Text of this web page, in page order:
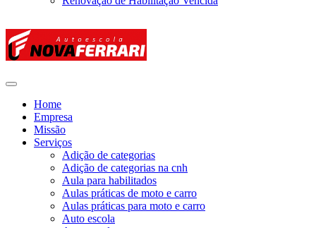
Home
Empresa
Missão
Serviços
Adição de categorias
Adição de categorias na cnh
Aula para habilitados
Aulas práticas de moto e carro
Aulas práticas para moto e carro
Auto escola